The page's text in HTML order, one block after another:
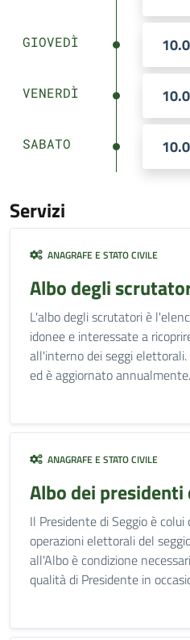
GIOVEDÌ
VENERDÌ
SABATO
Servizi
ANAGRAFE E STATO CIVILE
Albo degli
L'albo degli scrutatori è
idonee e interessate a
all'interno dei seggi
ed è aggiornato annualmente.
ANAGRAFE E STATO CIVILE
Albo dei presidenti
Il Presidente di Seggio è
operazioni elettorali del
all'Albo è condizione
qualità di Presidente in